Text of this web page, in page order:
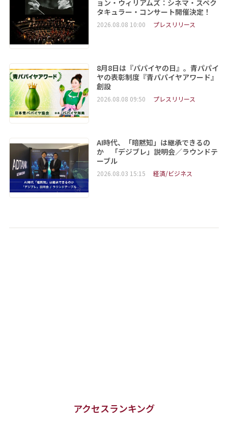
ョン・ウィリアムズ：シネマ・スペク
タキュラー・コンサート開催決定！
2026.08.08 10:00 プレスリリース
8月8日は『パパイヤの日』。青パパイ
ヤの表彰制度『青パパイヤアワード』
創設
2026.08.08 09:50 プレスリリース
AI時代、「暗黙知」は継承できるの
か 「デジブレ」説明会／ラウンドテ
ーブル
2026.08.03 15:15 経済/ビジネス
アクセスランキング